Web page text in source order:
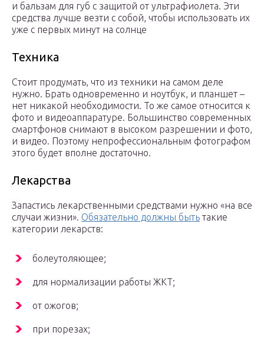
и бальзам для губ с защитой от ультрафиолета. Эти
средства лучше везти с собой, чтобы использовать их
уже с первых минут на солнце
Техника
Стоит продумать, что из техники на самом деле
нужно. Брать одновременно и ноутбук, и планшет –
нет никакой необходимости. То же самое относится к
фото и видеоаппаратуре. Большинство современных
смартфонов снимают в высоком разрешении и фото,
и видео. Поэтому непрофессиональным фотографом
этого будет вполне достаточно.
Лекарства
Запастись лекарственными средствами нужно «на все
случаи жизни». Обязательно должны быть такие
категории лекарств:
болеутоляющее;
для нормализации работы ЖКТ;
от ожогов;
при порезах;